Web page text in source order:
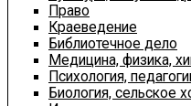
Право
Краеведение
Библиотечное дело
Медицина, физика,
Психология,
Биология, сельское